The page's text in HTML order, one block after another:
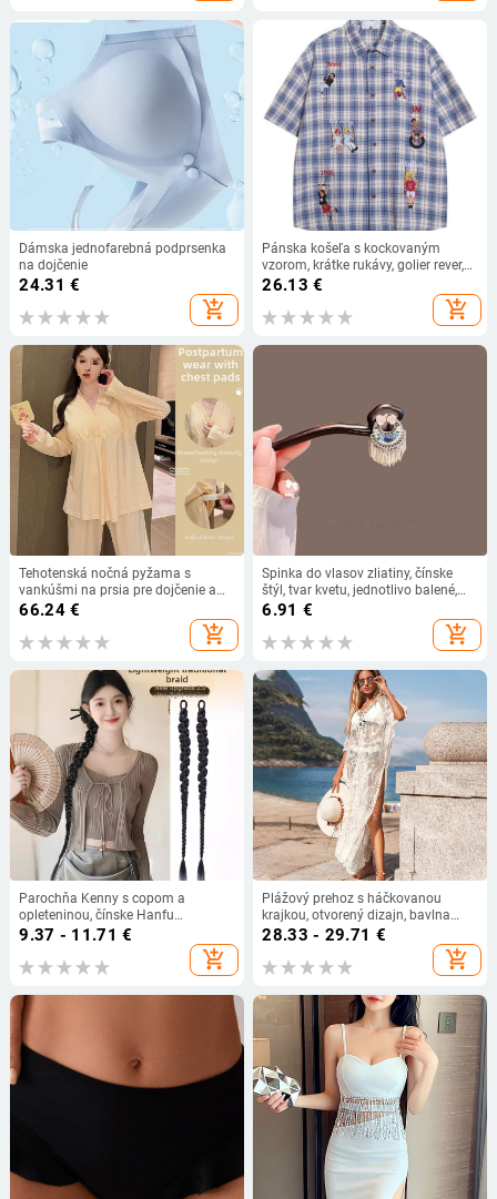
Dámska jednofarebná podprsenka
na dojčenie
24.31 €
add_shopping_cart
Pánska košeľa s kockovaným
vzorom, krátke rukávy, golier rever,
voľný strih
26.13 €
add_shopping_cart
Tehotenská nočná pyžama s
vankúšmi na prsia pre dojčenie a
tehotenstvo, dlhé rukávy, golier polo,
66.24€
add_shopping_cart
Spinka do vlasov zliatiny, čínske
štýl, tvar kvetu, jednotlivo balené,
bez prispôsobenia
6.91 €
add_shopping_cart
Parochňa Kenny s copom a
opleteninou, čínske Hanfu
inšpirovaný štýl, bočné opletené
pramene, Horsetail model, tepelne
odolný drôt, pre ženy
9.37 - 11.71 €
add_shopping_cart
Plážový prehoz s háčkovanou
krajkou, otvorený dizajn, bavlna
65% s bavlnenou podšívkou, 300
g/m², plážové šaty s UV ochranou
28.33 - 29.71 €
add_shopping_cart